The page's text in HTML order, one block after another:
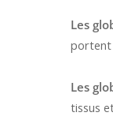
Les
portent
Les
tissus